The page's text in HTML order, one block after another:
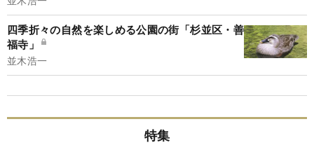
四季折々の自然を楽しめる公園の街「杉並区・善
福寺」
並木浩一
特集